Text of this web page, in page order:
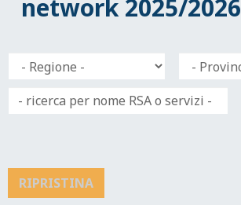
network 2025/2026
RIPRISTINA